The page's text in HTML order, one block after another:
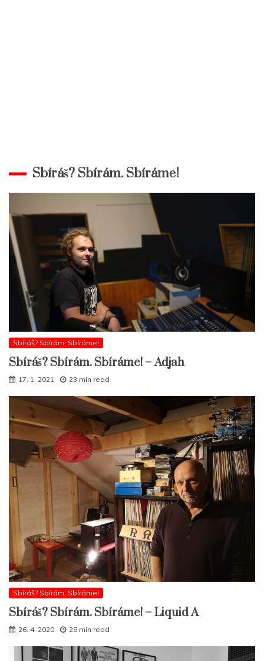
Sbíráš? Sbírám. Sbíráme!
Sbíráš? Sbírám. Sbíráme!
Sbíráš? Sbírám. Sbíráme! – Adjah
17. 1. 2021 23 min read
Sbíráš? Sbírám. Sbíráme!
Sbíráš? Sbírám. Sbíráme! – Liquid A
26. 4. 2020 28 min read